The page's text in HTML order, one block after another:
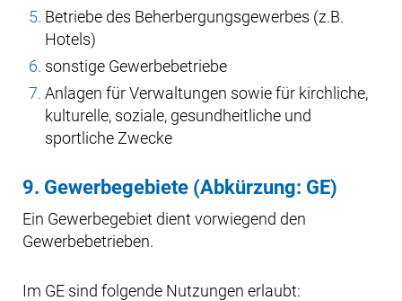
Betriebe des Beherbergungsgewerbes (z.B.
Hotels)
sonstige Gewerbebetriebe
Anlagen für Verwaltungen sowie für kirchliche,
kulturelle, soziale, gesundheitliche und
sportliche Zwecke
9. Gewerbegebiete (Abkürzung: GE)
Ein Gewerbegebiet dient vorwiegend den
Gewerbebetrieben.
Im GE sind folgende Nutzungen erlaubt: